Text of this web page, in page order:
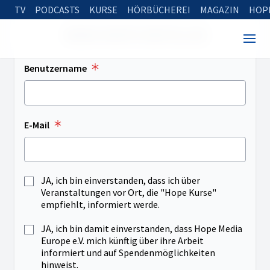
TV PODCASTS KURSE HÖRBÜCHEREI MAGAZIN
Benutzername
E-Mail
JA, ich bin einverstanden, dass ich über
Veranstaltungen vor Ort, die "Hope Kurse"
empfiehlt, informiert werde.
JA, ich bin damit einverstanden, dass Hope Media
Europe e.V. mich künftig über ihre Arbeit
informiert und auf Spendenmöglichkeiten
hinweist.